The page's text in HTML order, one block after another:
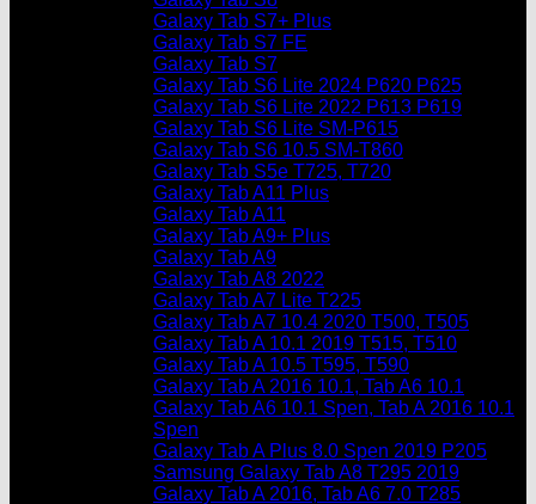
Galaxy Tab S7+ Plus
Galaxy Tab S7 FE
Galaxy Tab S7
Galaxy Tab S6 Lite 2024 P620 P625
Galaxy Tab S6 Lite 2022 P613 P619
Galaxy Tab S6 Lite SM-P615
Galaxy Tab S6 10.5 SM-T860
Galaxy Tab S5e T725, T720
Galaxy Tab A11 Plus
Galaxy Tab A11
Galaxy Tab A9+ Plus
Galaxy Tab A9
Galaxy Tab A8 2022
Galaxy Tab A7 Lite T225
Galaxy Tab A7 10.4 2020 T500, T505
Galaxy Tab A 10.1 2019 T515, T510
Galaxy Tab A 10.5 T595, T590
Galaxy Tab A 2016 10.1, Tab A6 10.1
Galaxy Tab A6 10.1 Spen, Tab A 2016 10.1
Spen
Galaxy Tab A Plus 8.0 Spen 2019 P205
Samsung Galaxy Tab A8 T295 2019
Galaxy Tab A 2016, Tab A6 7.0 T285